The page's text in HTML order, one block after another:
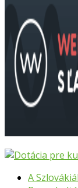
previous
A